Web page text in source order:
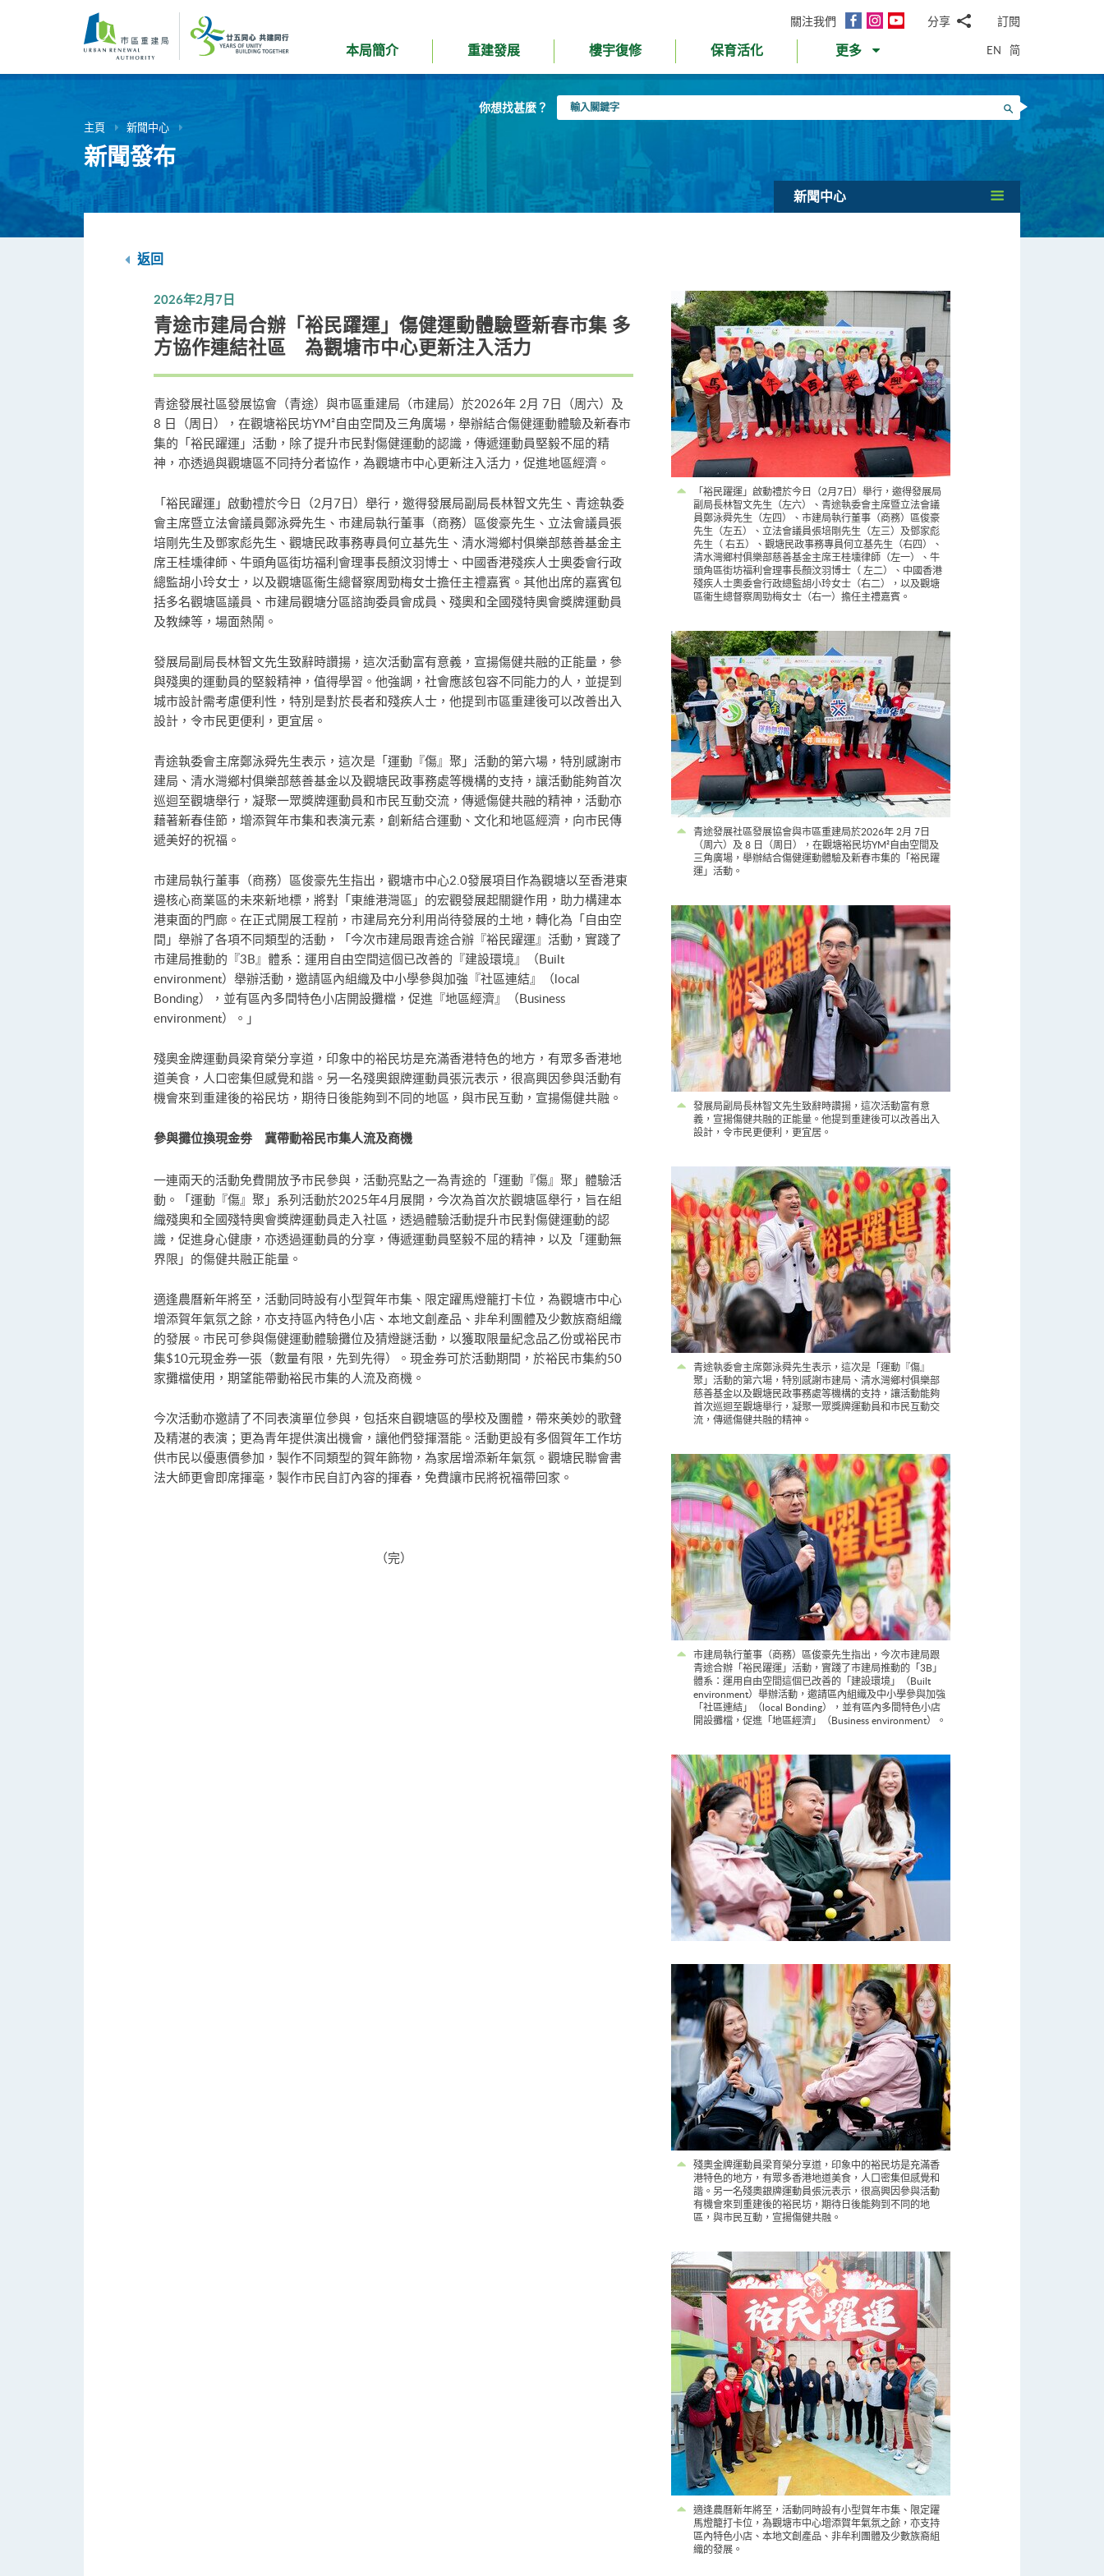
內
關注我們
面
InstagramYouTube分享
郵WhatsApp
微
信
面
書Twitter
LinkedIn
微
訂閱
本局簡介 重建發展 樓宇復修 保育活化 更多 EN 简
你想找甚麼？
入
搜尋
主頁 新聞中心
新聞發布
新聞中心
返回
「裕民躍運」啟動禮於今日（2月7日）舉行，邀得發展局
副局長林智文先生（左六）、青途執委會主席暨立法會議
員鄭泳舜先生（左四）、市建局執行董事（商務）區俊豪
先生（左五）、立法會議員張培剛先生（左三）及鄧家彪
先生（ 右五）、觀塘民政事務專員何立基先生（右四）、
清水灣鄉村俱樂部慈善基金主席王桂壎律師（左一）、牛
頭角區街坊福利會理事長⁠顏汶羽博士（ 左二）、中國香港
殘疾人士奧委會行政總監胡小玲女士（右二），以及觀塘
區衞生總督察周勁梅女士（右一）擔任主禮嘉賓。
青途發展社區發展協會與市區重建局於2026年 2月 7日
（周六）及 8 日（周日），在觀塘裕民坊YM²自由空間及
三角廣場，舉辦結合傷健運動體驗及新春市集的「裕民躍
運」活動。
發展局副局長林智文先生致辭時讚揚，這次活動富有意
義，宣揚傷健共融的正能量。他提到重建後可以改善出入
設計，令市民更便利，更宜居。
青途執委會主席鄭泳舜先生表示，這次是「運動『傷』
聚」活動的第六場，特別感謝市建局、清水灣鄉村俱樂部
慈善基金以及觀塘民政事務處等機構的支持，讓活動能夠
首次巡迴至觀塘舉行，凝聚一眾獎牌運動員和市民互動交
流，傳遞傷健共融的精神。
市建局執行董事（商務）區俊豪先生指出，今次市建局跟
青途合辦「裕民躍運」活動，實踐了市建局推動的「3B」
體系：運用自由空間這個已改善的「建設環境」（Built
environment）舉辦活動，邀請區內組織及中小學參與加強
「社區連結」（local Bonding），並有區內多間特色小店
開設攤檔，促進「地區經濟」（Business environment）。
殘奧金牌運動員梁育榮分享道，印象中的裕民坊是充滿香
港特色的地方，有眾多香港地道美食，人口密集但感覺和
諧。另一名殘奧銀牌運動員張沅表示，很高興因參與活動
有機會來到重建後的裕民坊，期待日後能夠到不同的地
區，與市民互動，宣揚傷健共融。
適逢農曆新年將至，活動同時設有小型賀年市集、限定躍
馬燈籠打卡位，為觀塘市中心增添賀年氣氛之餘，亦支持
區內特色小店、本地文創產品、非牟利團體及少數族裔組
織的發展。
2026年2月7日
青途市建局合辦「裕民躍運」傷健運動體驗暨新春市集 多
方協作連結社區 為觀塘市中心更新注入活力
青途發展社區發展協會（青途）與市區重建局（市建局）於2026年 2月 7日（周六）及
8 日（周日），在觀塘裕民坊YM²自由空間及三角廣場，舉辦結合傷健運動體驗及新春市
集的「裕民躍運」活動，除了提升市民對傷健運動的認識，傳遞運動員堅毅不屈的精
神，亦透過與觀塘區不同持分者協作，為觀塘市中心更新注入活力，促進地區經濟。
「裕民躍運」啟動禮於今日（2月7日）舉行，邀得發展局副局長林智文先生、青途執委
會主席暨立法會議員鄭泳舜先生、市建局執行董事（商務）區俊豪先生、立法會議員張
培剛先生及鄧家彪先生、⁠觀塘民政事務專員何立基先生、清水灣鄉村俱樂部慈善基金主
席王桂壎律師、牛頭角區街坊福利會理事長⁠顏汶羽博士、中國香港殘疾人士奧委會行政
總監胡小玲女士，以及觀塘區衞生總督察周勁梅女士擔任主禮嘉賓。其他出席的嘉賓包
括多名觀塘區議員、市建局觀塘分區諮詢委員會成員、殘奧和全國殘特奧會獎牌運動員
及教練等，場面熱鬧。
發展局副局長林智文先生致辭時讚揚，這次活動富有意義，宣揚傷健共融的正能量，參
與殘奧的運動員的堅毅精神，值得學習。他強調，社會應該包容不同能力的人，並提到
城市設計需考慮便利性，特別是對於長者和殘疾人士，他提到市區重建後可以改善出入
設計，令市民更便利，更宜居。
青途執委會主席鄭泳舜先生表示，這次是「運動『傷』聚」活動的第六場，特別感謝市
建局、清水灣鄉村俱樂部慈善基金以及觀塘民政事務處等機構的支持，讓活動能夠首次
巡迴至觀塘舉行，凝聚一眾獎牌運動員和市民互動交流，傳遞傷健共融的精神，活動亦
藉著新春佳節，增添賀年市集和表演元素，創新結合運動、文化和地區經濟，向市民傳
遞美好的祝福。
市建局執行董事（商務）區俊豪先生指出，觀塘市中心2.0發展項目作為觀塘以至香港東
邊核心商業區的未來新地標，將對「東維港灣區」的宏觀發展起關鍵作用，助力構建本
港東面的門廊。在正式開展工程前，市建局充分利用尚待發展的土地，轉化為「自由空
間」舉辦了各項不同類型的活動，「今次市建局跟青途合辦『裕民躍運』活動，實踐了
市建局推動的『3B』體系：運用自由空間這個已改善的『建設環境』（Built
environment）舉辦活動，邀請區內組織及中小學參與加強『社區連結』（local
Bonding），並有區內多間特色小店開設攤檔，促進『地區經濟』（Business
environment）。」
殘奧金牌運動員梁育榮分享道，印象中的裕民坊是充滿香港特色的地方，有眾多香港地
道美食，人口密集但感覺和諧。另一名殘奧銀牌運動員張沅表示，很高興因參與活動有
機會來到重建後的裕民坊，期待日後能夠到不同的地區，與市民互動，宣揚傷健共融。
參與攤位換現金劵 冀帶動裕民市集人流及商機
一連兩天的活動免費開放予市民參與，活動亮點之一為青途的「運動『傷』聚」體驗活
動。「運動『傷』聚」系列活動於2025年4月展開，今次為首次於觀塘區舉行，旨在組
織殘奧和全國殘特奧會獎牌運動員走入社區，透過體驗活動提升市民對傷健運動的認
識，促進身心健康，亦透過運動員的分享，傳遞運動員堅毅不屈的精神，以及「運動無
界限」的傷健共融正能量。
適逢農曆新年將至，活動同時設有小型賀年市集、限定躍馬燈籠打卡位，為觀塘市中心
增添賀年氣氛之餘，亦支持區內特色小店、本地文創產品、非牟利團體及少數族裔組織
的發展。市民可參與傷健運動體驗攤位及猜燈謎活動，以獲取限量紀念品乙份或裕民市
集$10元現金券一張（數量有限，先到先得）。現金券可於活動期間，於裕民市集約50
家攤檔使用，期望能帶動裕民市集的人流及商機。
今次活動亦邀請了不同表演單位參與，包括來自觀塘區的學校及團體，帶來美妙的歌聲
及精湛的表演；更為青年提供演出機會，讓他們發揮潛能。活動更設有多個賀年工作坊
供市民以優惠價參加，製作不同類型的賀年飾物，為家居增添新年氣氛。觀塘民聯會書
法大師更會即席揮毫，製作市民自訂內容的揮春，免費讓市民將祝福帶回家。
（完）